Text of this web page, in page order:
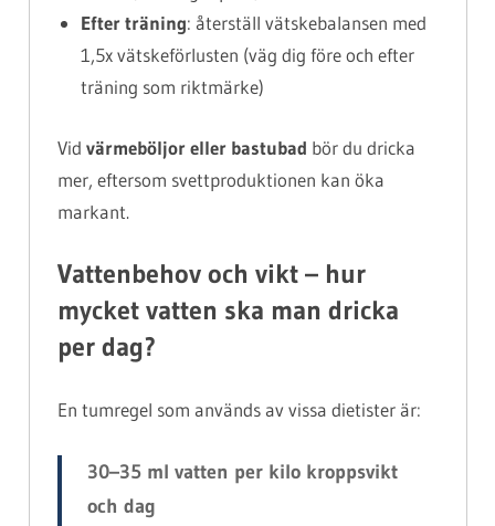
Efter träning: återställ vätskebalansen med
1,5x vätskeförlusten (väg dig före och efter
träning som riktmärke)
Vid värmeböljor eller bastubad bör du dricka
mer, eftersom svettproduktionen kan öka
markant.
Vattenbehov och vikt – hur
mycket vatten ska man dricka
per dag?
En tumregel som används av vissa dietister är:
30–35 ml vatten per kilo kroppsvikt
och dag